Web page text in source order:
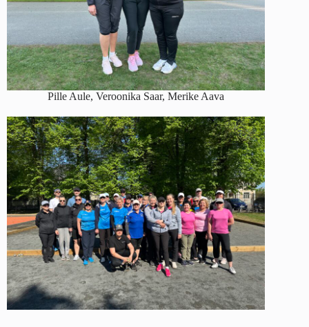
Pille Aule, Veroonika Saar, Merike Aava